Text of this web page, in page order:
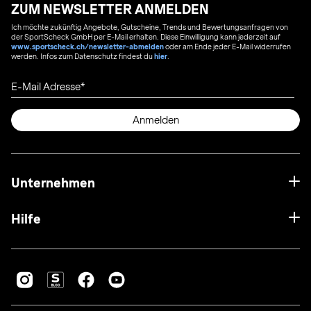
ZUM NEWSLETTER ANMELDEN
Ich möchte zukünftig Angebote, Gutscheine, Trends und Bewertungsanfragen von
der SportScheck GmbH per E-Mail erhalten. Diese Einwilligung kann jederzeit auf
www.sportscheck.ch/newsletter-abmeldenoder am Ende jeder E-Mail widerrufen
werden. Infos zum Datenschutz findest duhier
E-Mail Adresse
Anmelden
Unternehmen
Hilfe